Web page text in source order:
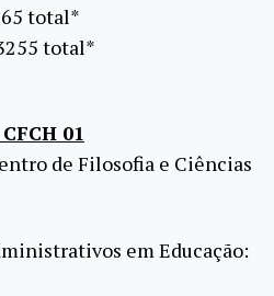
total*
total*
01
de Filosofia e Ciências
em Educação: